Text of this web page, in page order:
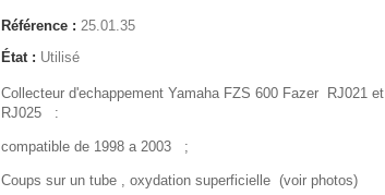
Référence : 25.01.35
État : Utilisé
Collecteur d'echappement Yamaha FZS 600 Fazer RJ021 et
RJ025 :
compatible de 1998 a 2003 ;
Coups sur un tube , oxydation superficielle (voir photos)